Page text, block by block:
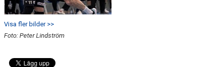
Visa fler bilder >>
Foto: Peter Lindström